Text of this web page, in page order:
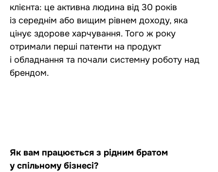
клієнта: це активна людина від 30 років
із середнім або вищим рівнем доходу, яка
цінує здорове харчування. Того ж року
отримали перші патенти на продукт
і обладнання та почали системну роботу над
брендом.
Як вам працюється з рідним братом
у спільному бізнесі?